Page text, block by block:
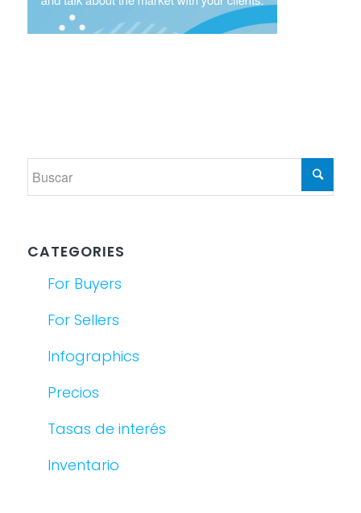
CATEGORIES
For Buyers
For Sellers
Infographics
Precios
Tasas de interés
Inventario